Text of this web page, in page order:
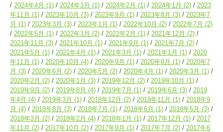
2024年4月 (1) 2024年3月 (1) 2024年2月 (1) 2024年1月 (2)
2023
年11月 (1) 2023年10月 (3) 2023年9月 (1) 2023年8月 (3)
2023年7
月 (1) 2023年3月 (3) 2023年1月 (1) 2022年10月 (2) 2022年7月 (2)
2022年5月 (1) 2022年3月 (2) 2022年2月 (1) 2021年12月 (2)
2021年11月 (3) 2021年10月 (1) 2021年9月 (1) 2021年7月 (2)
2021年5月 (1) 2021年4月 (1) 2021年3月 (1) 2021年1月 (1)
2020
年11月 (1) 2020年10月 (4) 2020年9月 (1) 2020年8月 (1)
2020年7
月 (3) 2020年6月 (2) 2020年5月 (2) 2020年4月 (1) 2020年3月 (1)
2020年2月 (2) 2020年1月 (3) 2019年12月 (2) 2019年10月 (1)
2019年9月 (2) 2019年8月 (4) 2019年7月 (1) 2019年6月 (3)
2019
年4月 (4) 2019年3月 (1) 2018年12月 (2) 2018年11月 (1)
2018年9
月 (4) 2018年8月 (3) 2018年7月 (1) 2018年6月 (1) 2018年5月 (3)
2018年3月 (2) 2018年2月 (4) 2018年1月 (1) 2017年12月 (1)
2017
年11月 (2) 2017年10月 (2) 2017年9月 (1) 2017年7月 (2)
2017年6